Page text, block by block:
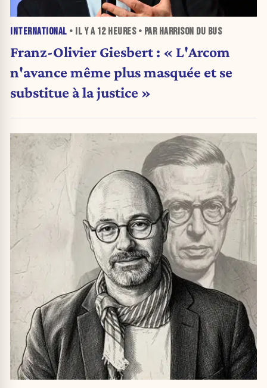
INTERNATIONAL • IL Y A 12 HEURES• PAR HARRISON DU BUS
Franz-Olivier Giesbert : « L'Arcom
n'avance même plus masquée et se
substitue à la justice »